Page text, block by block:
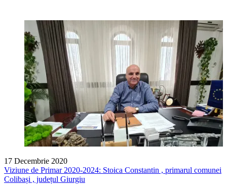
17 Decembrie 2020
Viziune de Primar 2020-2024: Stoica Constantin , primarul comunei
Colibași , județul Giurgiu